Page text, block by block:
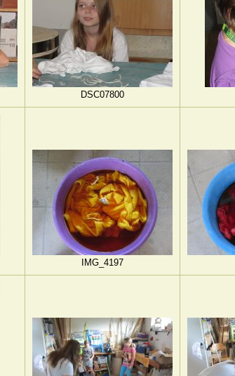
DSC07800
IMG_4197